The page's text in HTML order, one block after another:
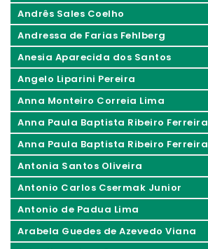
Andrês Sales Coelho
Andressa de Farias Fehlberg
Anesia Aparecida dos Santos
Angelo Liparini Pereira
Anna Monteiro Correia Lima
Anna Paula Baptista Ribeiro Ferreira
Anna Paula Baptista Ribeiro Ferreira
Antonia Santos Oliveira
Antonio Carlos Csermak Junior
Antonio de Padua Lima
Arabela Guedes de Azevedo Viana